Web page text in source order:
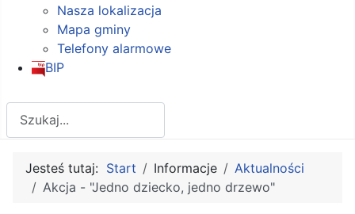
Nasza lokalizacja
Mapa gminy
Telefony alarmowe
BIP
Jesteś tutaj: Start Informacje
Aktualności
Akcja - "Jedno dziecko, jedno drzewo"